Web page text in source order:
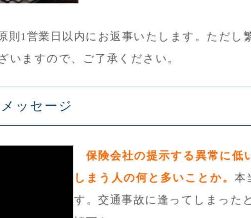
則1営業日以内にお返事いたします。ただし
いますので、ご了承ください。
ッセージ
保険会社の提示する異常に低
しまう人の何と多いことか。 本
す。交通事故に逢ってしまった